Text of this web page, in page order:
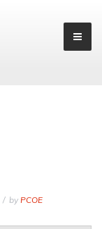
by PCOE